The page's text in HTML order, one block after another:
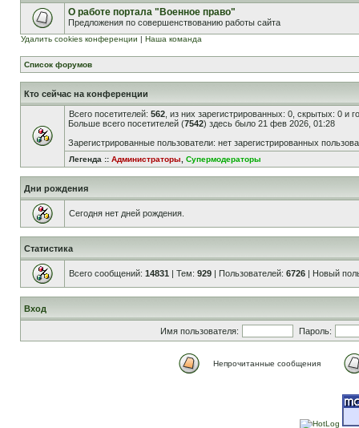
О работе портала "Военное право"
Предложения по совершенствованию работы сайта
Удалить cookies конференции | Наша команда
Список форумов
Кто сейчас на конференции
Всего посетителей: 562 , из них зарегистрированных: 0, скрытых: 0 и
Больше всего посетителей (7542) здесь было 21 фев 2026, 01:28
Зарегистрированные пользователи: нет зарегистрированных
Легенда :: Администраторы Супермодераторы
Дни рождения
Сегодня нет дней рождения.
Статистика
Всего сообщений: 14831 | Тем: 929 | Пользователей: 6726 | Новый
Вход
Имя пользователя: Пароль:
Непрочитанные сообщения